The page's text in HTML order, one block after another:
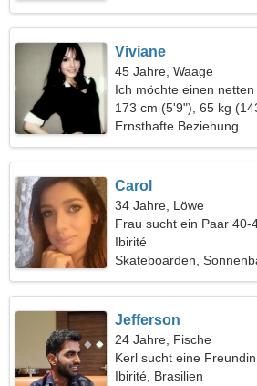
Viviane
45 Jahre, Waage
Ich möchte einen
173 cm (5'9"), 65 kg
Ernsthafte Beziehung
Carol
34 Jahre, Löwe
Frau sucht ein Paar 40-
Ibirité
Skateboarden,
Jefferson
24 Jahre, Fische
Kerl sucht eine
Ibirité, Brasilien